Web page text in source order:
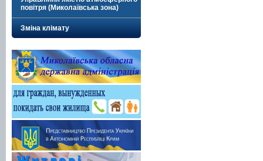
повітря (Миколаївська зона)
Зміна клімату